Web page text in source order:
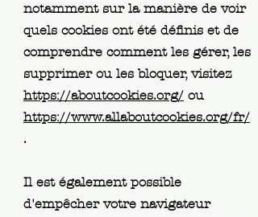
notamment sur la manière de voir
quels cookies ont été définis et de
comprendre comment les gérer, les
supprimer ou les bloquer, visitez
https://aboutcookies.org/ ou
https://www.allaboutcookies.org/fr/
.
Il est également possible
d'empêcher votre navigateur